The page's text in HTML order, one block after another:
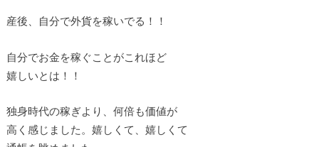
産後、自分で外貨を稼いでる！！
自分でお金を稼ぐことがこれほど
嬉しいとは！！
独身時代の稼ぎより、何倍も価値が
高く感じました。嬉しくて、嬉しくて